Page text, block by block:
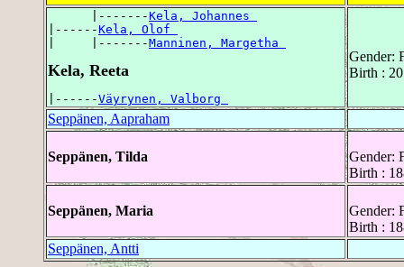
      |-------
Kela, Johannes
|------Kela, Olof
|     |-------Manninen, Margetha
Kela, Reeta
|------Väyrynen, Valborg
Gender:
Birth :
Seppänen, Aapraham
Seppänen, Tilda
Gender:
Birth :
Seppänen, Maria
Gender:
Birth :
Seppänen, Antti